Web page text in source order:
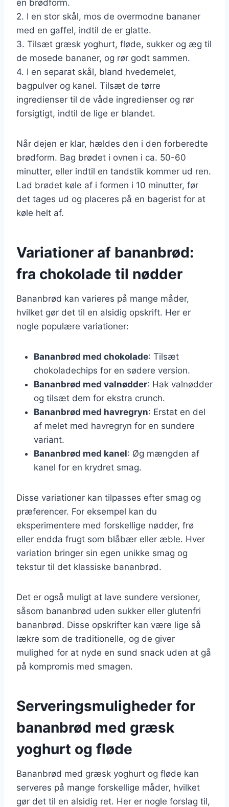
en brødform.
2. I en stor skål, mos de overmodne bananer
med en gaffel, indtil de er glatte.
3. Tilsæt græsk yoghurt, fløde, sukker og æg til
de mosede bananer, og rør godt sammen.
4. I en separat skål, bland hvedemelet,
bagpulver og kanel. Tilsæt de tørre
ingredienser til de våde ingredienser og rør
forsigtigt, indtil de lige er blandet.
Når dejen er klar, hældes den i den forberedte
brødform. Bag brødet i ovnen i ca. 50-60
minutter, eller indtil en tandstik kommer ud ren.
Lad brødet køle af i formen i 10 minutter, før
det tages ud og placeres på en bagerist for at
køle helt af.
Variationer af bananbrød:
fra chokolade til nødder
Bananbrød kan varieres på mange måder,
hvilket gør det til en alsidig opskrift. Her er
nogle populære variationer:
Bananbrød med chokolade: Tilsæt
chokoladechips for en sødere version.
Bananbrød med valnødder: Hak valnødder
og tilsæt dem for ekstra crunch.
Bananbrød med havregryn: Erstat en del
af melet med havregryn for en sundere
variant.
Bananbrød med kanel: Øg mængden af
kanel for en krydret smag.
Disse variationer kan tilpasses efter smag og
præferencer. For eksempel kan du
eksperimentere med forskellige nødder, frø
eller endda frugt som blåbær eller æble. Hver
variation bringer sin egen unikke smag og
tekstur til det klassiske bananbrød.
Det er også muligt at lave sundere versioner,
såsom bananbrød uden sukker eller glutenfri
bananbrød. Disse opskrifter kan være lige så
lækre som de traditionelle, og de giver
mulighed for at nyde en sund snack uden at gå
på kompromis med smagen.
Serveringsmuligheder for
bananbrød med græsk
yoghurt og fløde
Bananbrød med græsk yoghurt og fløde kan
serveres på mange forskellige måder, hvilket
gør det til en alsidig ret. Her er nogle forslag til,